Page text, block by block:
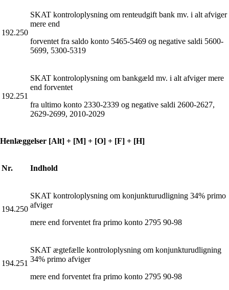
192.250
SKAT kontroloplysning om renteudgift bank mv. i alt afviger
mere end
forventet fra saldo konto 5465-5469 og negative saldi 5600-
5699, 5300-5319
192.251
SKAT kontroloplysning om bankgæld mv. i alt afviger mere
end forventet
fra ultimo konto 2330-2339 og negative saldi 2600-2627,
2629-2699, 2010-2029
Henlæggelser [Alt] + [M] + [O] + [F] + [H]
Nr. Indhold
194.250
SKAT kontroloplysning om konjunkturudligning 34% primo
afviger
mere end forventet fra primo konto 2795 90-98
194.251
SKAT ægtefælle kontroloplysning om konjunkturudligning
34% primo afviger
mere end forventet fra primo konto 2795 90-98